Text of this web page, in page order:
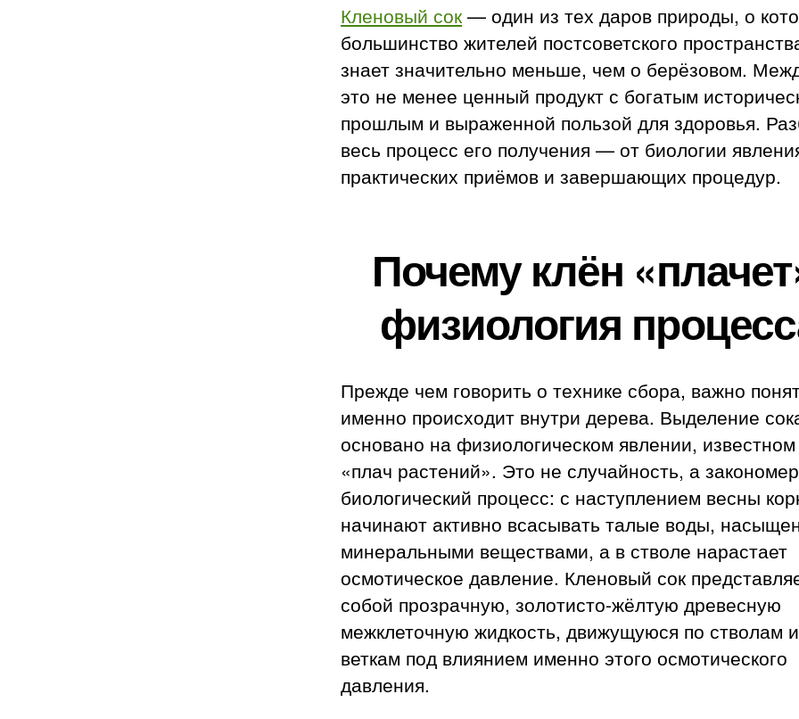
Кленовый сок — один из тех даров природы, о
большинство жителей постсоветского
знает значительно меньше, чем о берёзовом.
это не менее ценный продукт с богатым
прошлым и выраженной пользой для здоровья.
весь процесс его получения — от биологии
практических приёмов и завершающих процедур.
Почему клён
физиология
Прежде чем говорить о технике сбора, важно
именно происходит внутри дерева. Выделение
основано на физиологическом явлении, известном
«плач растений». Это не случайность, а
биологический процесс: с наступлением весны
начинают активно всасывать талые воды,
минеральными веществами, а в стволе нарастает
осмотическое давление. Кленовый сок
собой прозрачную, золотисто-жёлтую древесную
межклеточную жидкость, движущуюся по стволам и
веткам под влиянием именно этого осмотического
давления.